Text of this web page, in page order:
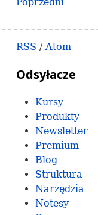
RSS /Atom
Odsyłacze
Kursy
Produkty
Newsletter
Premium
Blog
Struktura
Narzędzia
Notesy